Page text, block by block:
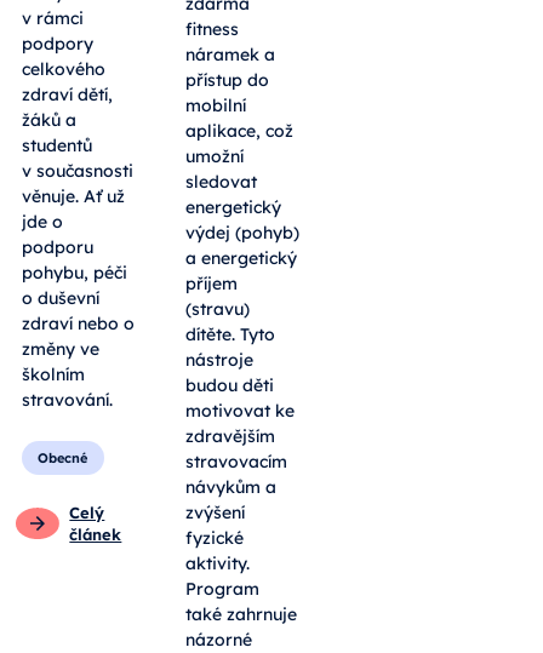
v rámci
podpory
celkového
zdraví dětí,
žáků a
studentů
v současnosti
věnuje. Ať už
jde o
podporu
pohybu, péči
o duševní
zdraví nebo o
změny ve
školním
stravování.
Obecné
Celý
článek
fitness
náramek a
přístup do
mobilní
aplikace, což
umožní
sledovat
energetický
výdej (pohyb)
a energetický
příjem
(stravu)
dítěte. Tyto
nástroje
budou děti
motivovat ke
zdravějším
stravovacím
návykům a
zvýšení
fyzické
aktivity.
Program
také zahrnuje
názorné